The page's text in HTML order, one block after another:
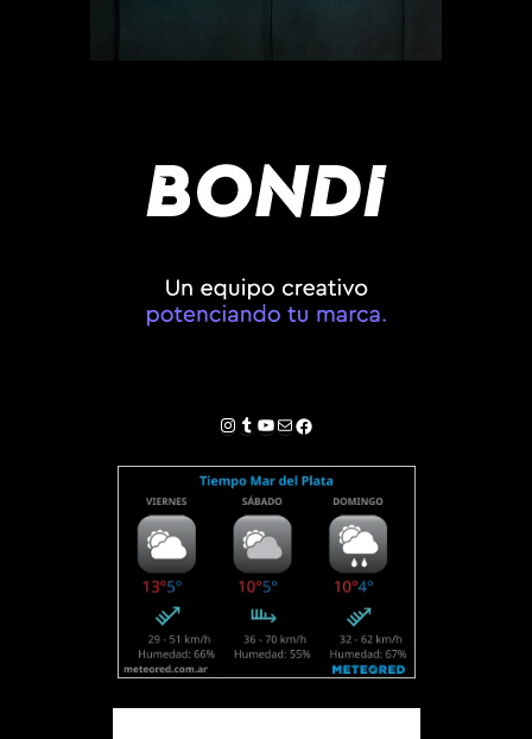
Instagram
Tumblr
YouTube
Correo electrónico
Facebook